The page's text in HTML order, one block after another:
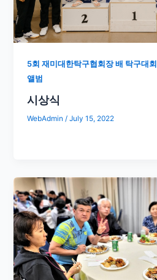
5회 재미대한탁구협회장 배 탁구대회
앨범
시상식
WebAdmin/July 15, 2022